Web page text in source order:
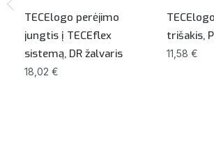
TECElogo perėjimo
jungtis į TECEflex
sistemą, DR žalvaris
18,02 €
trišakis,
11,58 €